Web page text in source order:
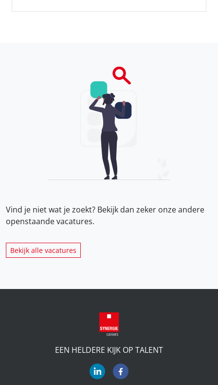
Vind je niet wat je zoekt? Bekijk dan zeker onzeandere
openstaande vacatures.
Bekijk alle vacatures
EEN HELDERE KIJK OP TALENT